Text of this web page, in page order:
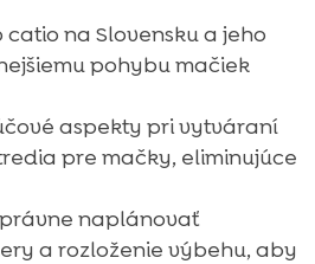
na Slovensku a jeho
pohybu mačiek
aspekty pri vytváraní
pre mačky, eliminujúce
naplánovať
a rozloženie výbehu, aby